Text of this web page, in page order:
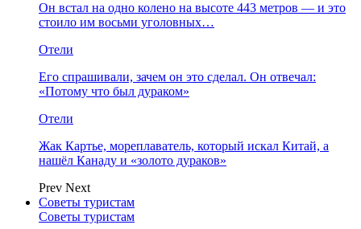
Он встал на одно колено на высоте 443 метров — и это
стоило им восьми уголовных…
Отели
Его спрашивали, зачем он это сделал. Он отвечал:
«Потому что был дураком»
Отели
Жак Картье, мореплаватель, который искал Китай, а
нашёл Канаду и «золото дураков»
Prev Next
Советы туристам
Советы туристам